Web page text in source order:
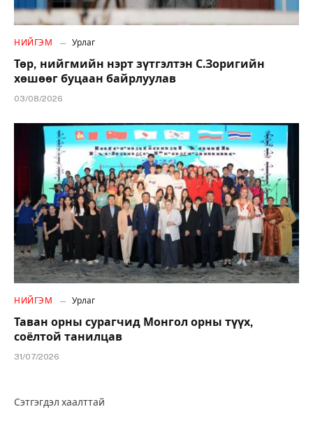
НИЙГЭМ Урлаг
Төр, нийгмийн нэрт зүтгэлтэн С.Зоригийн
хөшөөг буцаан байрлуулав
03/08/2026
НИЙГЭМ Урлаг
Таван орны сурагчид Монгол орны түүх,
соёлтой танилцав
31/07/2026
Сэтгэгдэл хаалттай